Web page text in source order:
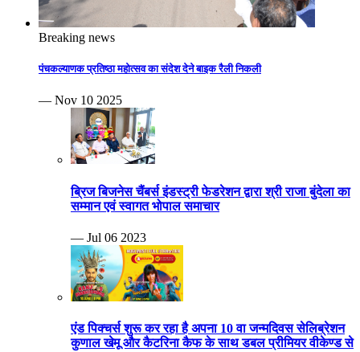
Breaking news
पंचकल्याणक प्रतिष्ठा महोत्सव का संदेश देने बाइक रैली निकली
— Nov 10 2025
ब्रिज बिजनेस चैंबर्स इंडस्ट्री फेडरेशन द्वारा श्री राजा बुंदेला का
सम्मान एवं स्वागत भोपाल समाचार
— Jul 06 2023
एंड पिक्चर्स शुरू कर रहा है अपना 10 वा जन्मदिवस सेलिब्रेशन
कुणाल खेमू और कैटरिना कैफ के साथ डबल प्रीमियर वीकेण्ड से